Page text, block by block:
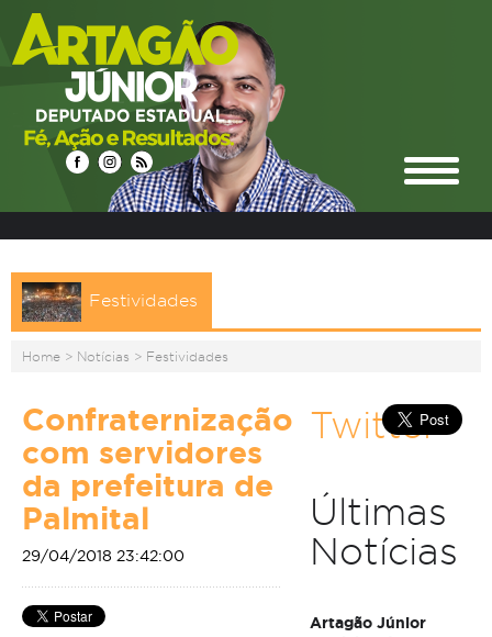
Festividades
Home > Notícias > Festividades
Confraternização
com servidores
da prefeitura de
Palmital
29/04/2018 23:42:00
Twitter
Últimas
Notícias
Artagão Júnior